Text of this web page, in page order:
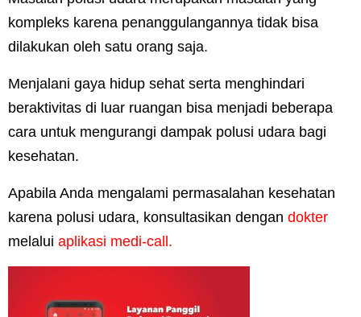
kompleks karena penanggulangannya tidak bisa
dilakukan oleh satu orang saja.
Menjalani gaya hidup sehat serta menghindari
beraktivitas di luar ruangan bisa menjadi beberapa
cara untuk mengurangi dampak polusi udara bagi
kesehatan.
Apabila Anda mengalami permasalahan kesehatan
karena polusi udara, konsultasikan dengan dokter
melalui aplikasi medi-call .